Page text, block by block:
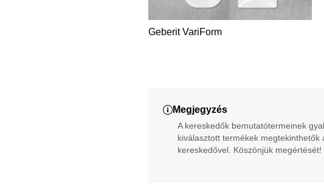
Geberit VariForm
Megjegyzés
A kereskedők bemutatótermeinek
kiválasztott termékek
kereskedővel. Köszönjük megértését!